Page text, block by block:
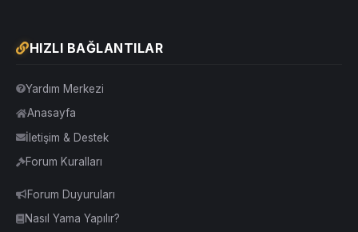
HIZLI BAĞLANTILAR
Yardım Merkezi
Anasayfa
İletişim & Destek
Forum Kuralları
Forum Duyuruları
Nasıl Yama Yapılır?